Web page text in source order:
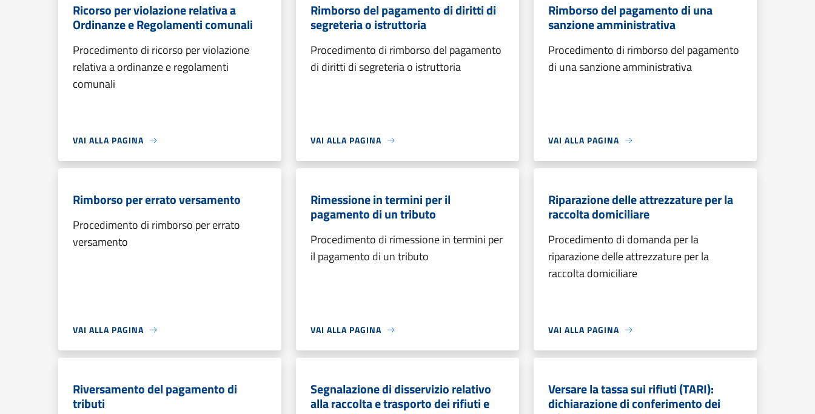
Ricorso per violazione relativa a
Ordinanze e Regolamenti comunali
Procedimento di ricorso per violazione
relativa a ordinanze e regolamenti
comunali
VAI ALLA PAGINA
Rimborso del pagamento di diritti di
segreteria o istruttoria
Procedimento di rimborso del pagamento
di diritti di segreteria o istruttoria
VAI ALLA PAGINA
Rimborso del pagamento di una
sanzione amministrativa
Procedimento di rimborso del pagamento
di una sanzione amministrativa
VAI ALLA PAGINA
Rimborso per errato versamento
Procedimento di rimborso per errato
versamento
VAI ALLA PAGINA
Rimessione in termini per il
pagamento di un tributo
Procedimento di rimessione in termini per
il pagamento di un tributo
VAI ALLA PAGINA
Riparazione delle attrezzature per la
raccolta domiciliare
Procedimento di domanda per la
riparazione delle attrezzature per la
raccolta domiciliare
VAI ALLA PAGINA
Riversamento del pagamento di
tributi
Segnalazione di disservizio relativo
alla raccolta e trasporto dei rifiuti e
Versare la tassa sui rifiuti (TARI):
dichiarazione di conferimento dei